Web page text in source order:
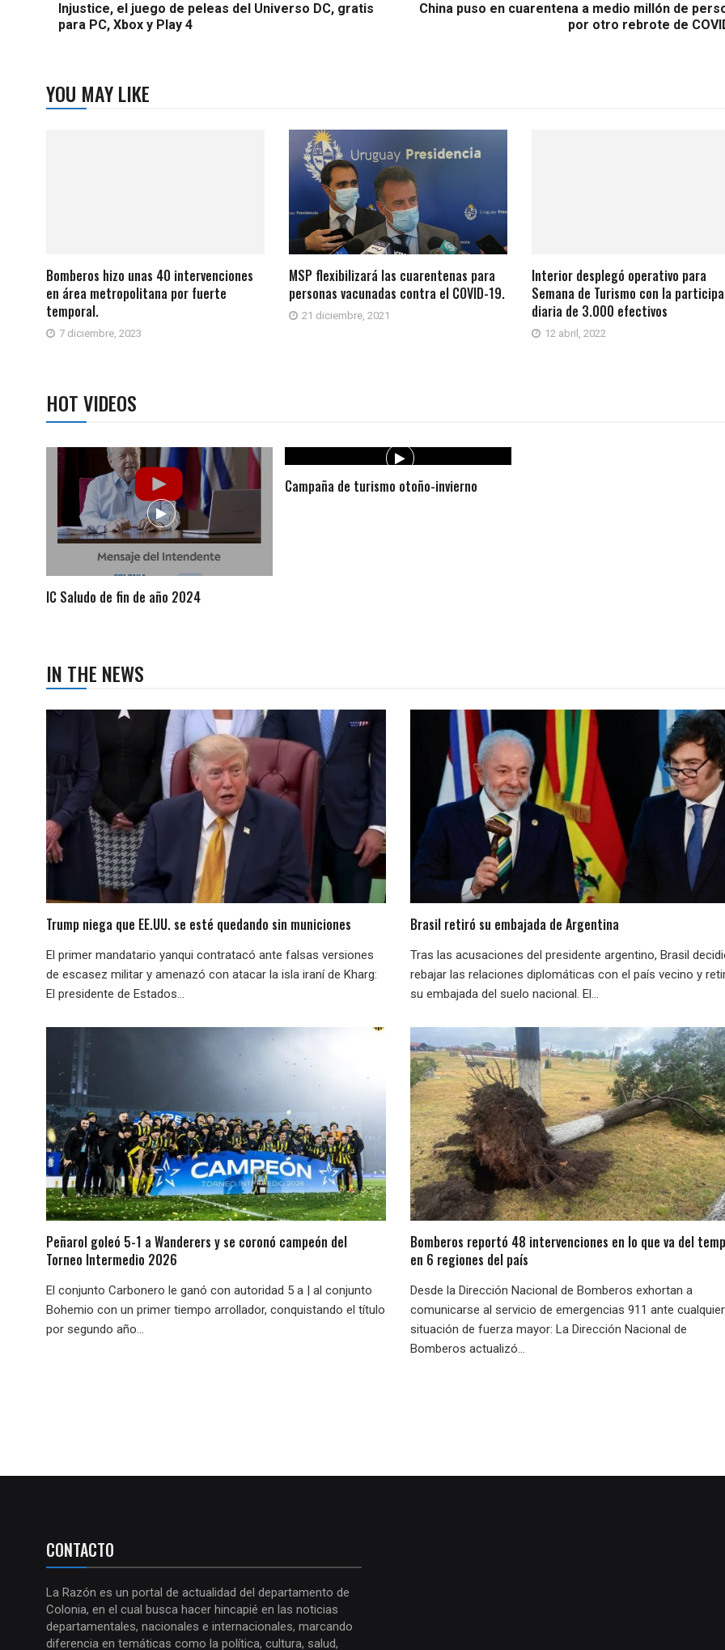
Injustice, el juego de peleas del Universo DC, gratis
para PC, Xbox y Play 4
China puso en cuarentena a medio millón de
por otro rebrote de
YOU MAY LIKE
Bomberos hizo unas 40 intervenciones
en área metropolitana por fuerte
temporal.
7 diciembre, 2023
MSP flexibilizará las cuarentenas para
personas vacunadas contra el COVID-19.
21 diciembre, 2021
Interior desplegó operativo para
Semana de Turismo con la
diaria de 3.000 efectivos
12 abril, 2022
HOT VIDEOS
IC Saludo de fin de año 2024
Campaña de turismo otoño-invierno
IN THE NEWS
Trump niega que EE.UU. se esté quedando sin municiones
El primer mandatario yanqui contratacó ante falsas versiones
de escasez militar y amenazó con atacar la isla iraní de Kharg:
El presidente de Estados...
Brasil retiró su embajada de Argentina
Tras las acusaciones del presidente argentino, Brasil
rebajar las relaciones diplomáticas con el país vecino y
su embajada del suelo nacional. El...
Peñarol goleó 5-1 a Wanderers y se coronó campeón del
Torneo Intermedio 2026
El conjunto Carbonero le ganó con autoridad 5 a | al conjunto
Bohemio con un primer tiempo arrollador, conquistando el título
por segundo año...
Bomberos reportó 48 intervenciones en lo que va del
en 6 regiones del país
Desde la Dirección Nacional de Bomberos exhortan a
comunicarse al servicio de emergencias 911 ante cualquier
situación de fuerza mayor: La Dirección Nacional de
Bomberos actualizó...
CONTACTO
La Razón es un portal de actualidad del departamento de
Colonia, en el cual busca hacer hincapié en las noticias
departamentales, nacionales e internacionales, marcando
diferencia en temáticas como la política, cultura, salud,